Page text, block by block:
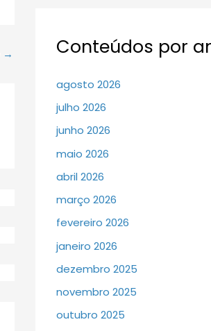
→ Conteúdos por
agosto 2026
julho 2026
junho 2026
maio 2026
abril 2026
março 2026
fevereiro 2026
janeiro 2026
dezembro 2025
novembro 2025
outubro 2025